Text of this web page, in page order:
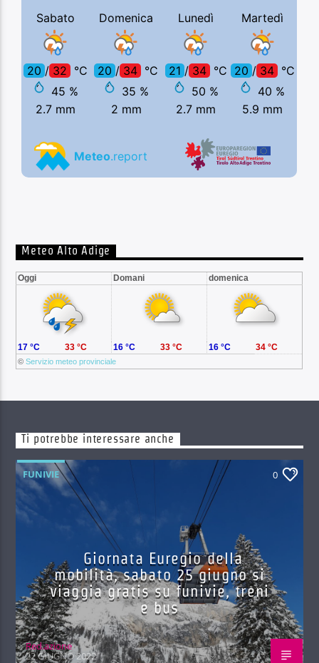
Meteo Alto Adige
Oggi Domani domenica
©Servizio meteo provinciale
17 °C 33 °C 16 °C 33 °C 16 °C 34 °C
Ti potrebbe interessare anche
FUNIVIE 0
Giornata Euregio della
mobilità, sabato 25 giugno si
viaggia gratis su funivie, treni
e bus
Red.azione
22 GIUGNO 2022